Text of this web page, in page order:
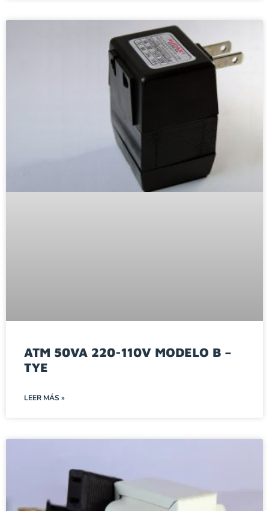
ATM 50VA 220-110V MODELO B –
TYE
LEER MÁS »